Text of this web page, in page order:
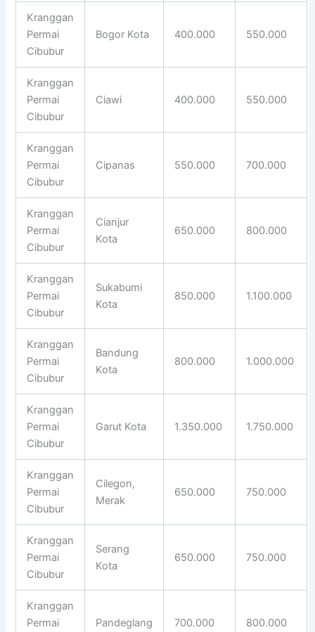
Kranggan
Permai
Cibubur
Bogor Kota 400.000 550.000
Kranggan
Permai
Cibubur
Ciawi 400.000 550.000
Kranggan
Permai
Cibubur
Cipanas 550.000 700.000
Kranggan
Permai
Cibubur
Cianjur
Kota
650.000 800.000
Kranggan
Permai
Cibubur
Sukabumi
Kota
850.000 1.100.000
Kranggan
Permai
Cibubur
Bandung
Kota
800.000 1.000.000
Kranggan
Permai
Cibubur
Garut Kota 1.350.000 1.750.000
Kranggan
Permai
Cibubur
Cilegon,
Merak
650.000 750.000
Kranggan
Permai
Cibubur
Serang
Kota
650.000 750.000
Kranggan
Permai
Pandeglang 700.000 800.000